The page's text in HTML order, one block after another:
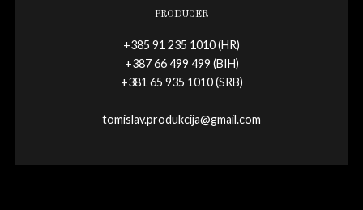
PRODUCER
+385 91 235 1010 (HR)
+387 66 499 499 (BIH)
+381 65 935 1010 (SRB)
tomislav.produkcija@gmail.com